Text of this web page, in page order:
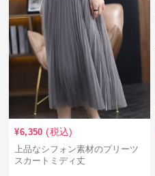
¥6,350 (税込)
上品なシフォン素材のプリーツ
スカートミディ丈